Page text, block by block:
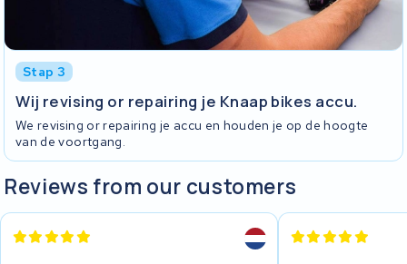
Stap 3
Wij revising or repairing je Knaap bikes accu.
We revising or repairing je accu en houden je op de hoogte
van de voortgang.
Reviews from our customers